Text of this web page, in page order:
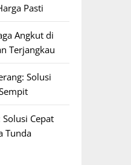
Pasti
Angkut di
Terjangkau
Solusi
Cepat
Tunda